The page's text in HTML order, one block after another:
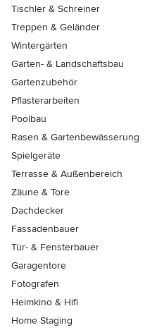
Tischler & Schreiner
Treppen & Geländer
Wintergärten
Garten- & Landschaftsbau
Gartenzubehör
Pflasterarbeiten
Poolbau
Rasen & Gartenbewässerung
Spielgeräte
Terrasse & Außenbereich
Zäune & Tore
Dachdecker
Fassadenbauer
Tür- & Fensterbauer
Garagentore
Fotografen
Heimkino & Hifi
Home Staging